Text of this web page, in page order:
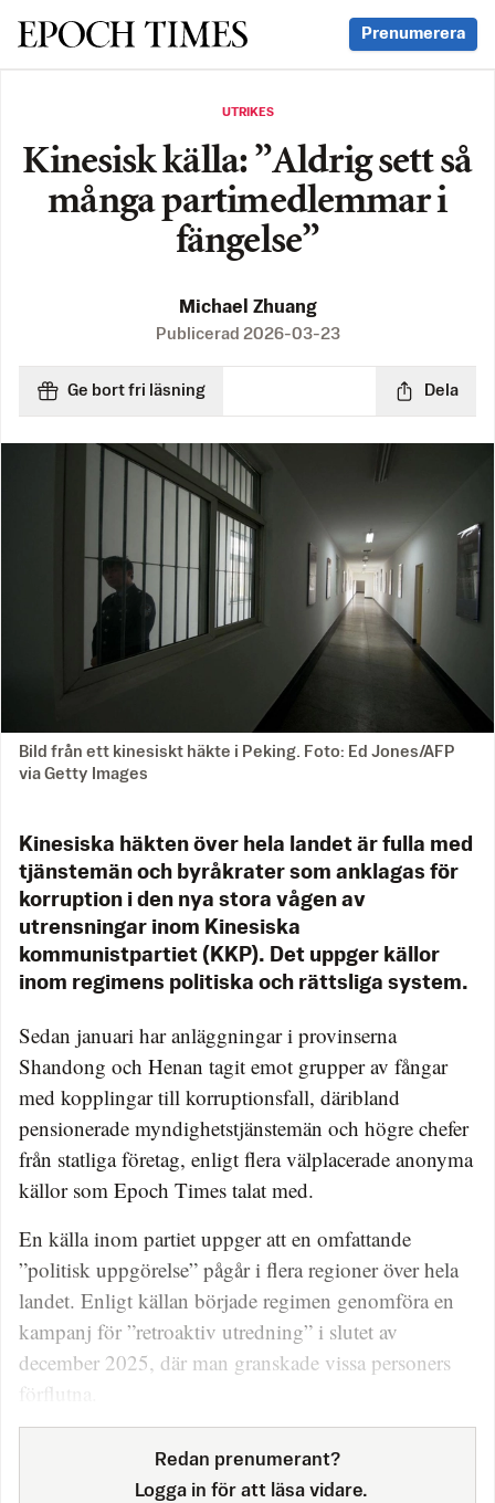
Svenska Epoch Times Prenumerera
UTRIKES
Kinesisk källa: ”Aldrig sett så
många partimedlemmar i
fängelse”
Michael Zhuang
Publicerad 2026-03-23
Ge bort fri läsning Dela
Bild från ett kinesiskt häkte i Peking. Foto: Ed Jones/AFP
via Getty Images
Kinesiska häkten över hela landet är fulla med
tjänstemän och byråkrater som anklagas för
korruption i den nya stora vågen av
utrensningar inom Kinesiska
kommunistpartiet (KKP). Det uppger källor
inom regimens politiska och rättsliga system.
Sedan januari har anläggningar i provinserna
Shandong och Henan tagit emot grupper av fångar
med kopplingar till korruptionsfall, däribland
pensionerade myndighetstjänstemän och högre chefer
från statliga företag, enligt flera välplacerade anonyma
källor som Epoch Times talat med.
En källa inom partiet uppger att en omfattande
”politisk uppgörelse” pågår i flera regioner över hela
landet. Enligt källan började regimen genomföra en
kampanj för ”retroaktiv utredning” i slutet av
december 2025, där man granskade vissa personers
förflutna.
Redan prenumerant?
Logga in för att läsa vidare.